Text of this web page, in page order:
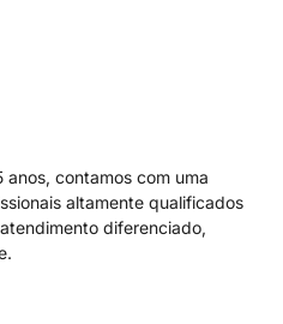
contamos com uma
altamente qualificados
diferenciado,